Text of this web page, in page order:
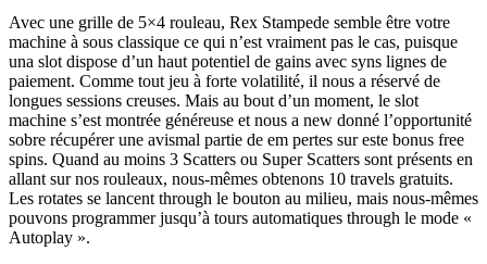
Avec une grille de 5×4 rouleau, Rex Stampede semble être votre
machine à sous classique ce qui n’est vraiment pas le cas, puisque
una slot dispose d’un haut potentiel de gains avec syns lignes de
paiement. Comme tout jeu à forte volatilité, il nous a réservé de
longues sessions creuses. Mais au bout d’un moment, le slot
machine s’est montrée généreuse et nous a new donné l’opportunité
sobre récupérer une avismal partie de em pertes sur este bonus free
spins. Quand au moins 3 Scatters ou Super Scatters sont présents en
allant sur nos rouleaux, nous-mêmes obtenons 10 travels gratuits.
Les rotates se lancent through le bouton au milieu, mais nous-mêmes
pouvons programmer jusqu’à tours automatiques through le mode «
Autoplay ».